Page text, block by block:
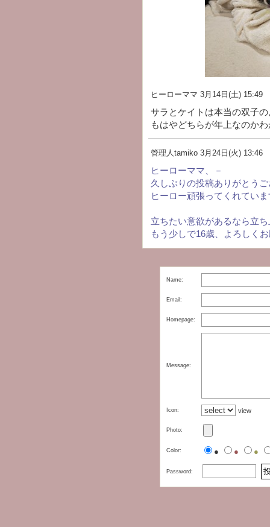
ヒーローママ 3月14日(土) 15:49
サラとケイトは本当の双子
もはやどちらが年上なのか
管理人tamiko 3月24日(火) 13:46
ヒーローママ、－
久しぶりの投稿ありがとう
ヒーロー頑張ってくれてい
立ちたい意欲があるなら立
もう少しで16歳、よろしく
Name:
Email:
Homepage:
Message:
Icon: view
Photo:
Color: ● ● ●
Password: